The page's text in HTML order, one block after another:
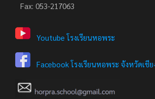
Fax: 053-217063
Youtube โรงเรียนหอพระ
Facebook โรงเรียนหอพระ จังหวัดเชีย